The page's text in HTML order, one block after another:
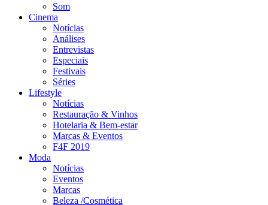
Som
Cinema
Notícias
Análises
Entrevistas
Especiais
Festivais
Séries
Lifestyle
Notícias
Restauração & Vinhos
Hotelaria & Bem-estar
Marcas & Eventos
F4F 2019
Moda
Notícias
Eventos
Marcas
Beleza /Cosmética